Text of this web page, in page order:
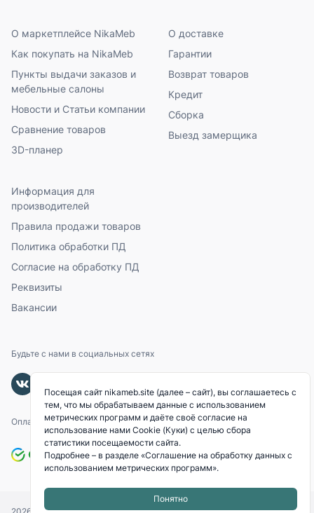
О маркетплейсе NikaMeb
Как покупать на NikaMeb
Пункты выдачи заказов и
мебельные салоны
Новости и Статьи компании
Сравнение товаров
3D-планер
О доставке
Гарантии
Возврат товаров
Кредит
Сборка
Выезд замерщика
Информация для
производителей
Правила продажи товаров
Политика обработки ПД
Согласие на обработку ПД
Реквизиты
Вакансии
Будьте с нами в социальных сетях
Оплачивайте с помощью
Посещая сайт nikameb.site (далее – сайт), вы соглашаетесь с
тем, что мы обрабатываем данные с использованием
метрических программ и даёте своё согласие на
использование нами Cookie (Куки) с целью сбора
статистики посещаемости сайта.
Подробнее – в разделе «Соглашение на обработку данных с
использованием метрических программ».
Понятно